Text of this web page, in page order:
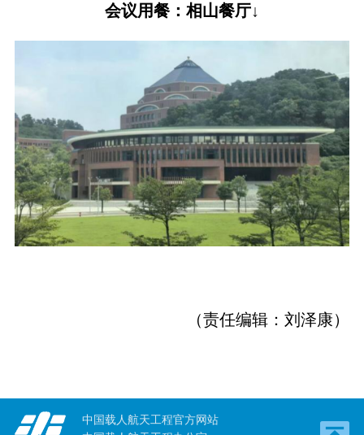
会议用餐：相山餐厅↓
（责任编辑：刘泽康）
中国载人航天工程官方网站